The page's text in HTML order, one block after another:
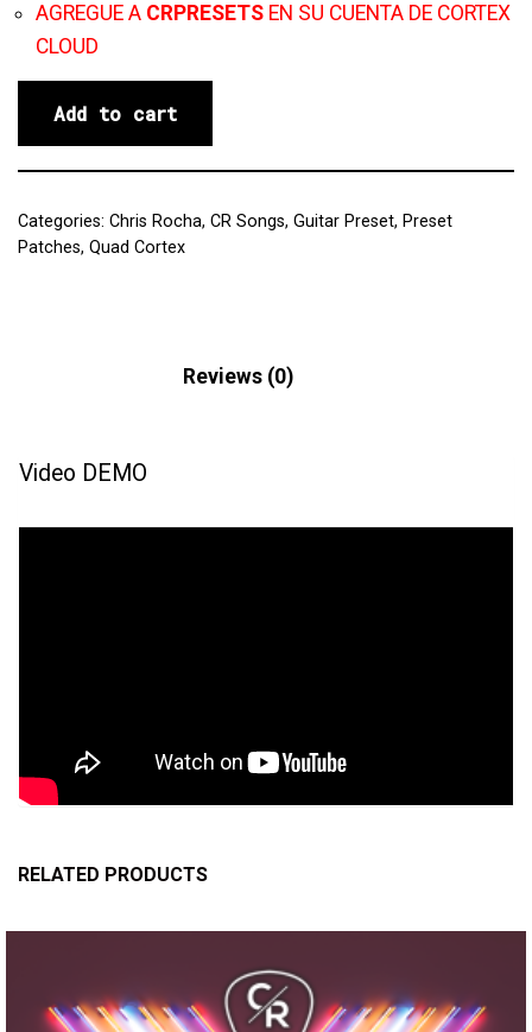
AGREGUE A CRPRESETS EN SU CUENTA DE CORTEX
CLOUD
Add to cart
Categories: Chris Rocha, CR Songs, Guitar Preset, Preset
Patches, Quad Cortex
Reviews (0)
Video DEMO
RELATED PRODUCTS